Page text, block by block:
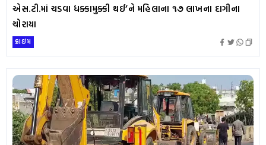
એસ.ટી.માં ચડવા ધક્કામુક્કી થઈ’ને મહિલાના ૧૭ લાખના દાગીના
ચોરાયા
ક્રાઇમ